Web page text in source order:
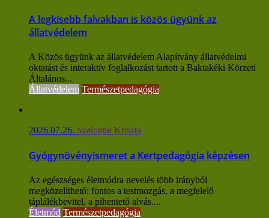
A legkisebb falvakban is közös ügyünk az
állatvédelem
A Közös ügyünk az állatvédelem Alapítvány állatvédelmi
oktatást és interaktív foglalkozást tartott a Baktakéki Körzeti
Általános...
Állatvédelem Természetpedagógia
2026.07.26. Szalontai Kriszta
Gyógynövényismeret a Kertpedagógia képzésen
Az egészséges életmódra nevelés több irányból
megközelíthető: fontos a testmozgás, a megfelelő
táplálékbevitel, a pihentető alvás....
Életmód Természetpedagógia